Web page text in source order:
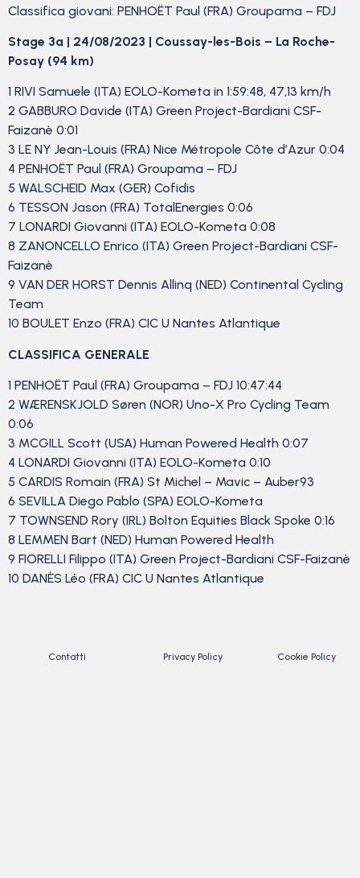
Classifica giovani: PENHOËT Paul (FRA) Groupama – FDJ
Stage 3a | 24/08/2023 | Coussay-les-Bois – La Roche-
Posay (94 km)
1 RIVI Samuele (ITA) EOLO-Kometa in 1:59:48, 47,13 km/h
2 GABBURO Davide (ITA) Green Project-Bardiani CSF-
Faizanè 0:01
3 LE NY Jean-Louis (FRA) Nice Métropole Côte d’Azur 0:04
4 PENHOËT Paul (FRA) Groupama – FDJ
5 WALSCHEID Max (GER) Cofidis
6 TESSON Jason (FRA) TotalEnergies 0:06
7 LONARDI Giovanni (ITA) EOLO-Kometa 0:08
8 ZANONCELLO Enrico (ITA) Green Project-Bardiani CSF-
Faizanè
9 VAN DER HORST Dennis Allinq (NED) Continental Cycling
Team
10 BOULET Enzo (FRA) CIC U Nantes Atlantique
CLASSIFICA GENERALE
1 PENHOËT Paul (FRA) Groupama – FDJ 10:47:44
2 WÆRENSKJOLD Søren (NOR) Uno-X Pro Cycling Team
0:06
3 MCGILL Scott (USA) Human Powered Health 0:07
4 LONARDI Giovanni (ITA) EOLO-Kometa 0:10
5 CARDIS Romain (FRA) St Michel – Mavic – Auber93
6 SEVILLA Diego Pablo (SPA) EOLO-Kometa
7 TOWNSEND Rory (IRL) Bolton Equities Black Spoke 0:16
8 LEMMEN Bart (NED) Human Powered Health
9 FIORELLI Filippo (ITA) Green Project-Bardiani CSF-Faizanè
10 DANÈS Léo (FRA) CIC U Nantes Atlantique
Contatti Privacy Policy Cookie Policy